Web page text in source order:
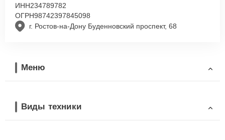
г. Ростов-на-Дону Буденновский проспект, 68
ИНН234789782
ОГРН98742397845098
Меню
Виды техники